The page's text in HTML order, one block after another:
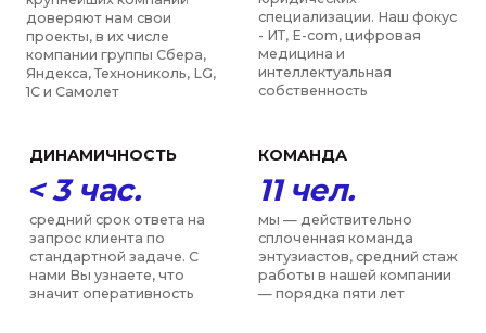
Сопровождение подачи
уведомления в РКН
(Роскомнадзор) о
начале обработки
персональных данных